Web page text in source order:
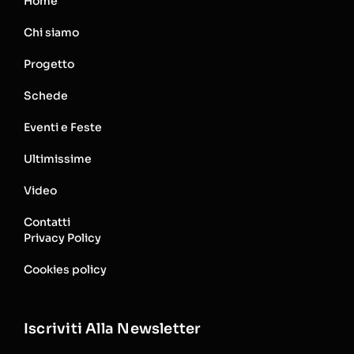
Chi siamo
Progetto
Schede
Eventi e Feste
Ultimissime
Video
Contatti
Privacy Policy
Cookies policy
Iscriviti Alla Newsletter